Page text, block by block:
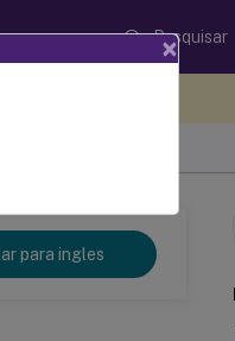
Pesquisar
para ingles
×